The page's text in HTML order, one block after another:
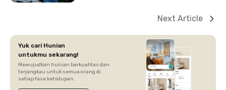
Next Article
Yuk cari Hunian
untukmu sekarang!
Mewujudkan hunian berkualitas dan
terjangkau untuk semua orang di
setiap fase kehidupan.